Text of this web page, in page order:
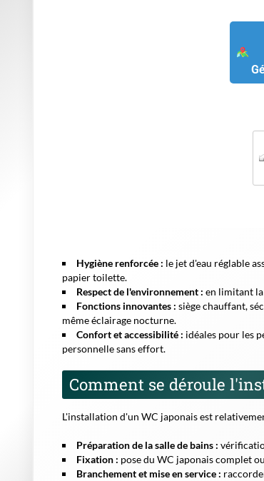
Hygiène renforcée : le jet d'eau réglable
papier toilette.
Respect de l'environnement : en limitant
Fonctions innovantes : siège chauffant,
même éclairage nocturne.
Confort et accessibilité : idéales pour les
personnelle sans effort.
Comment se déroule
L'installation d'un WC japonais est
Préparation de la salle de bains :
Fixation : pose du WC japonais complet
Branchement et mise en service :